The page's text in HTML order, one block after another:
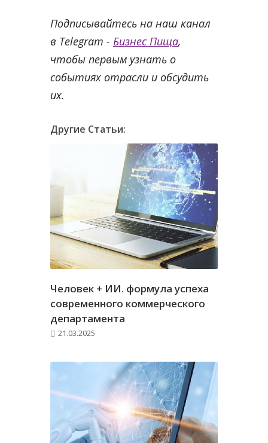
Подписывайтесь на наш канал
в Telegram - Бизнес Пища,
чтобы первым узнать о
событиях отрасли и обсудить
их.
Другие Статьи:
Человек + ИИ. формула успеха
современного коммерческого
департамента
21.03.2025